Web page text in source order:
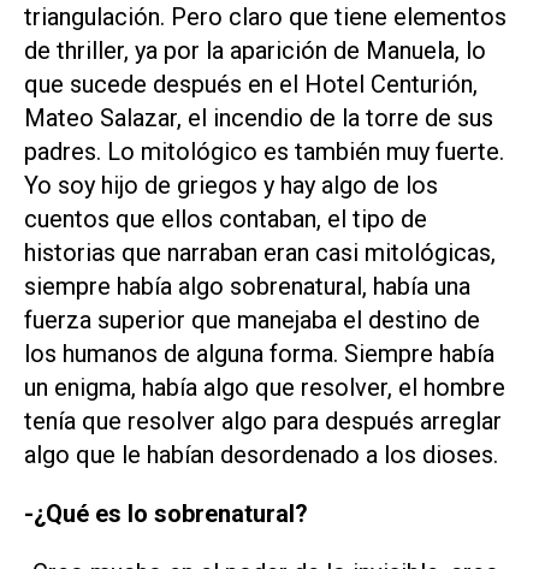
triangulación. Pero claro que tiene elementos
de thriller, ya por la aparición de Manuela, lo
que sucede después en el Hotel Centurión,
Mateo Salazar, el incendio de la torre de sus
padres. Lo mitológico es también muy fuerte.
Yo soy hijo de griegos y hay algo de los
cuentos que ellos contaban, el tipo de
historias que narraban eran casi mitológicas,
siempre había algo sobrenatural, había una
fuerza superior que manejaba el destino de
los humanos de alguna forma. Siempre había
un enigma, había algo que resolver, el hombre
tenía que resolver algo para después arreglar
algo que le habían desordenado a los dioses.
-¿Qué es lo sobrenatural?